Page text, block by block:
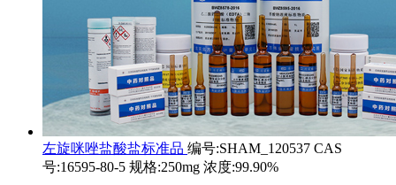
左旋咪唑盐酸盐标准品 编号:SHAM_120537 CAS
号:16595-80-5 规格:250mg 浓度:99.90%